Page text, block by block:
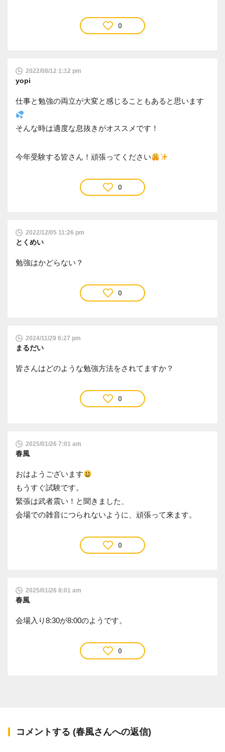
0
2022/08/12 1:12 pm
yopi
仕事と勉強の両立が大変と感じることもあると思います
そんな時は適度な息抜きがオススメです！
今年受験する皆さん！頑張ってください
0
2022/12/05 11:26 pm
とくめい
勉強はかどらない？
0
2024/11/29 6:27 pm
まるだい
皆さんはどのような勉強方法をされてますか？
0
2025/01/26 7:01 am
春風
おはようございます
もうすぐ試験です。
緊張は武者震い！と聞きました、
会場での雑音につられないように、頑張って来ます。
0
2025/01/26 8:01 am
春風
会場入り8:30が8:00のようです。
0
コメントする (春風さんへの返信)